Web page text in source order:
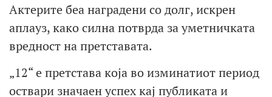
Актерите беа наградени со долг, искрен
аплауз, како силна потврда за уметничката
вредност на претставата.
„12“ е претстава која во изминатиот период
оствари значаен успех кај публиката и